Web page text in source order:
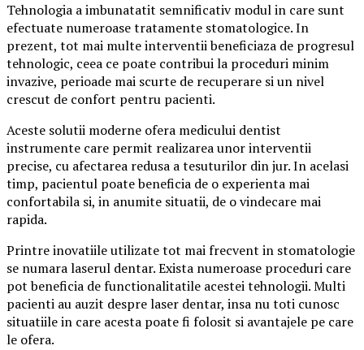
Tehnologia a imbunatatit semnificativ modul in care sunt
efectuate numeroase tratamente stomatologice. In
prezent, tot mai multe interventii beneficiaza de progresul
tehnologic, ceea ce poate contribui la proceduri minim
invazive, perioade mai scurte de recuperare si un nivel
crescut de confort pentru pacienti.
Aceste solutii moderne ofera medicului dentist
instrumente care permit realizarea unor interventii
precise, cu afectarea redusa a tesuturilor din jur. In acelasi
timp, pacientul poate beneficia de o experienta mai
confortabila si, in anumite situatii, de o vindecare mai
rapida.
Printre inovatiile utilizate tot mai frecvent in stomatologie
se numara laserul dentar. Exista numeroase proceduri care
pot beneficia de functionalitatile acestei tehnologii. Multi
pacienti au auzit despre laser dentar, insa nu toti cunosc
situatiile in care acesta poate fi folosit si avantajele pe care
le ofera.